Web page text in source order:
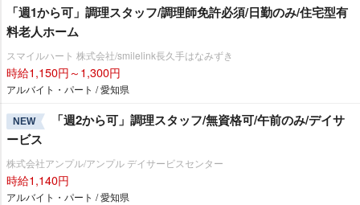
「週1から可」調理スタッフ/調理師免許必須/日勤のみ/住宅型有
料老人ホーム
スマイルハート 株式会社/smilelink長久手はなみずき
時給1,150円～1,300円
アルバイト・パート / 愛知県
NEW
「週2から可」調理スタッフ/無資格可/午前のみ/デイサ
ービス
株式会社アンプル/アンプル デイサービスセンター
時給1,140円
アルバイト・パート / 愛知県